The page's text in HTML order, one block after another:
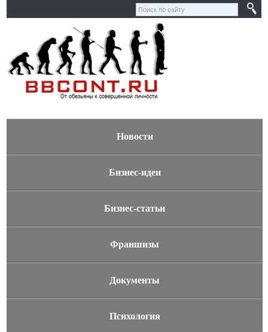
Новости
Бизнес-идеи
Бизнес-статьи
Франшизы
Документы
Психология